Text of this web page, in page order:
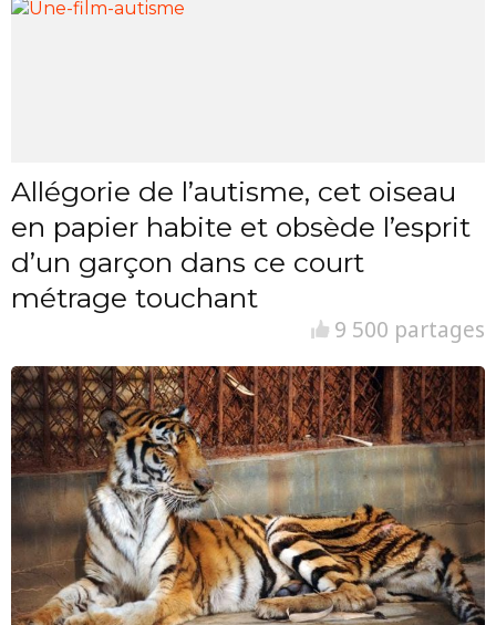
Allégorie de l’autisme, cet oiseau
en papier habite et obsède l’esprit
d’un garçon dans ce court
métrage touchant
9 500 partages